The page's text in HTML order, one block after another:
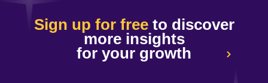
Sign up for freeto discover
more insights
for your growth